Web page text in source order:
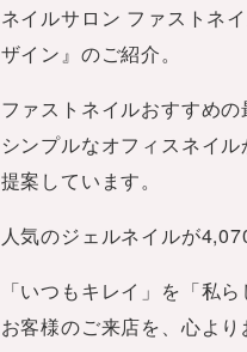
ネイルサロン ファストネ
ザイン』のご紹介。
ファストネイルおすすめの
シンプルなオフィスネイ
提案しています。
人気のジェルネイルが
「いつもキレイ」を「私
お客様のご来店を、心より